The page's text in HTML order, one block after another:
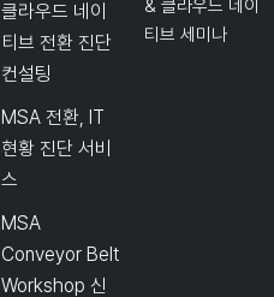
클라우드 네이
티브 전환 진단
컨설팅
MSA 전환, IT
현황 진단 서비
스
MSA
Conveyor Belt
Workshop 신
& 클라우드 네이
티브 세미나